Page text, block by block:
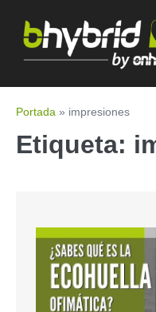
Portada » impresiones
Etiqueta: